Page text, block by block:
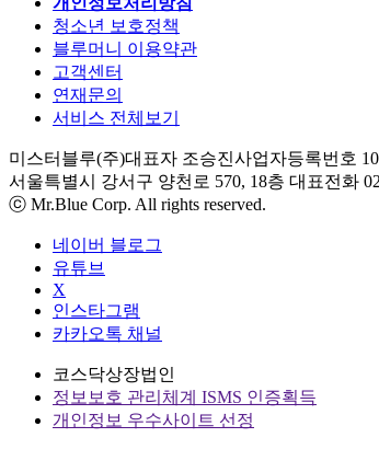
청소년 보호정책
블루머니 이용약관
고객센터
연재문의
서비스 전체보기
미스터블루(주)대표자 조승진사업자등록번호
서울특별시 강서구 양천로 570, 18층 대표전화
ⓒ Mr.Blue Corp. All rights reserved.
네이버 블로그
유튜브
X
인스타그램
카카오톡 채널
코스닥상장법인
정보보호 관리체계 ISMS 인증획득
개인정보 우수사이트 선정